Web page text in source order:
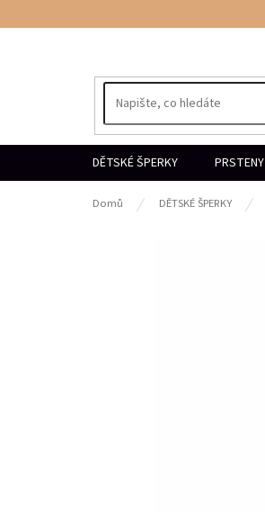
na
DĚTSKÉ ŠPERKY PRSTENY
Domů DĚTSKÉ ŠPERKY